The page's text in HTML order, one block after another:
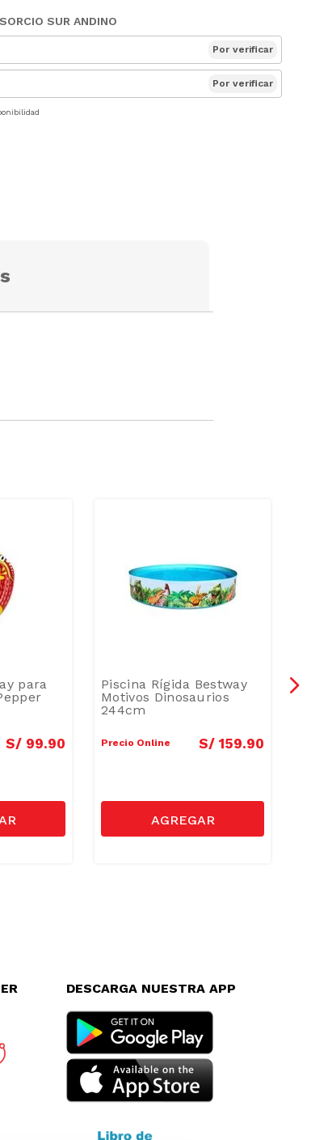
SUR ANDINO
Por verificar
Por verificar
para
S/ 99.90
Piscina Rígida Bestway
Motivos Dinosaurios
244cm
Precio Online S/ 159.90
DESCARGA NUESTRA APP